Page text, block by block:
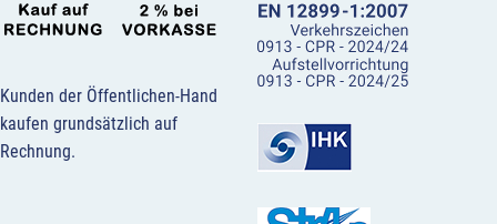
Kunden der Öffentlichen-Hand
kaufen grundsätzlich auf
Rechnung.